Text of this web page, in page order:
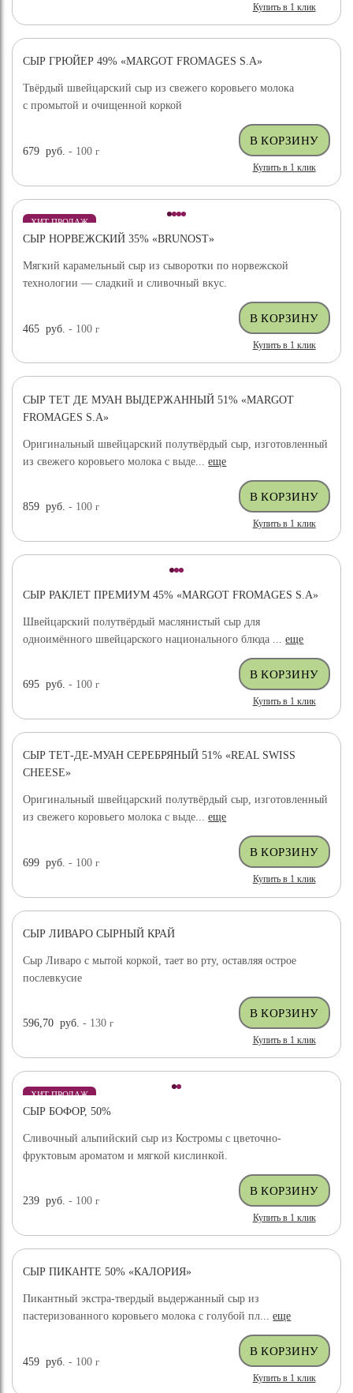
Купить в 1 клик
ХИТ ПРОДАЖ
СЫР ГРЮЙЕР 49% «MARGOT FROMAGES S.A»
Твёрдый швейцарский сыр из свежего коровьего молока
с промытой и очищенной коркой
679 руб. - 100г
Купить в 1 клик
ХИТ ПРОДАЖ
СЫР НОРВЕЖСКИЙ 35% «BRUNOST»
Мягкий карамельный сыр из сыворотки по норвежской
технологии — сладкий и сливочный вкус.
465 руб. - 100г
Купить в 1 клик
СЫР ТЕТ ДЕ МУАН ВЫДЕРЖАННЫЙ 51% «MARGOT
FROMAGES S.A»
Оригинальный швейцарский полутвёрдый сыр, изготовленный
из свежего коровьего молока с выде...еще
859 руб. - 100г
Купить в 1 клик
СЫР РАКЛЕТ ПРЕМИУМ 45% «MARGOT FROMAGES S.A»
Швейцарский полутвёрдый маслянистый сыр для
одноимённого швейцарского национального блюда ...еще
695 руб. - 100г
Купить в 1 клик
СЫР ТЕТ-ДЕ-МУАН СЕРЕБРЯНЫЙ 51% «REAL SWISS
CHEESE»
Оригинальный швейцарский полутвёрдый сыр, изготовленный
из свежего коровьего молока с выде...еще
699 руб. - 100г
Купить в 1 клик
СЫР ЛИВАРО СЫРНЫЙ КРАЙ
Сыр Ливаро с мытой коркой, тает во рту, оставляя острое
послевкусие
596,70 руб. - 130г
Купить в 1 клик
ХИТ ПРОДАЖ
СЫР БОФОР, 50%
Сливочный альпийский сыр из Костромы с цветочно-
фруктовым ароматом и мягкой кислинкой.
239 руб. - 100г
Купить в 1 клик
СЫР ПИКАНТЕ 50% «КАЛОРИЯ»
Пикантный экстра-твердый выдержанный сыр из
пастеризованного коровьего молока с голубой пл...еще
459 руб. - 100г
Купить в 1 клик